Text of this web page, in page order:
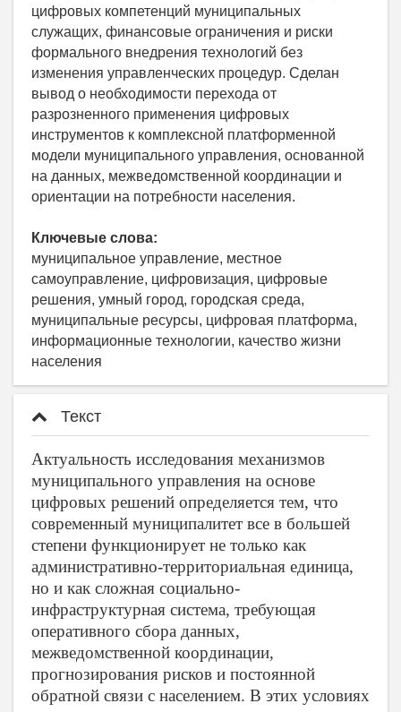
цифровых компетенций муниципальных
служащих, финансовые ограничения и риски
формального внедрения технологий без
изменения управленческих процедур. Сделан
вывод о необходимости перехода от
разрозненного применения цифровых
инструментов к комплексной платформенной
модели муниципального управления, основанной
на данных, межведомственной координации и
ориентации на потребности населения.
Ключевые слова:
муниципальное управление, местное
самоуправление, цифровизация, цифровые
решения, умный город, городская среда,
муниципальные ресурсы, цифровая платформа,
информационные технологии, качество жизни
населения
Текст
Актуальность исследования механизмов
муниципального управления на основе
цифровых решений определяется тем, что
современный муниципалитет все в большей
степени функционирует не только как
административно-территориальная единица,
но и как сложная социально-
инфраструктурная система, требующая
оперативного сбора данных,
межведомственной координации,
прогнозирования рисков и постоянной
обратной связи с населением. В этих условиях